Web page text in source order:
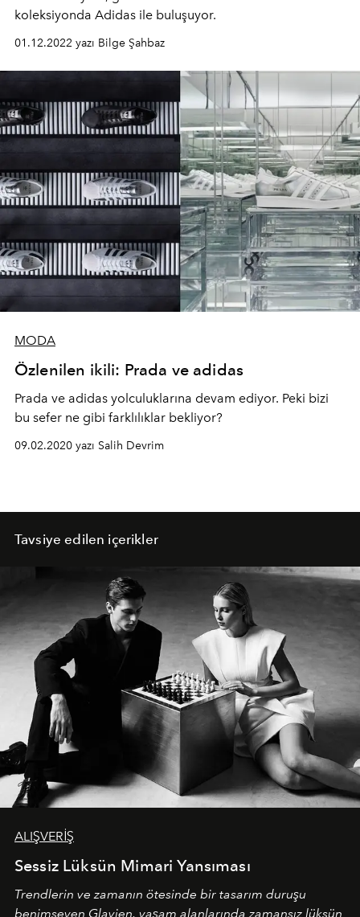
koleksiyonda Adidas ile buluşuyor.
01.12.2022 yazı Bilge Şahbaz
MODA
Özlenilen ikili: Prada ve adidas
Prada ve adidas yolculuklarına devam ediyor. Peki bizi
bu sefer ne gibi farklılıklar bekliyor?
09.02.2020 yazı Salih Devrim
Tavsiye edilen içerikler
ALIŞVERİŞ
Sessiz Lüksün Mimari Yansıması
Trendlerin ve zamanın ötesinde bir tasarım duruşu
benimseyen Glavien, yaşam alanlarında zamansız lüksün